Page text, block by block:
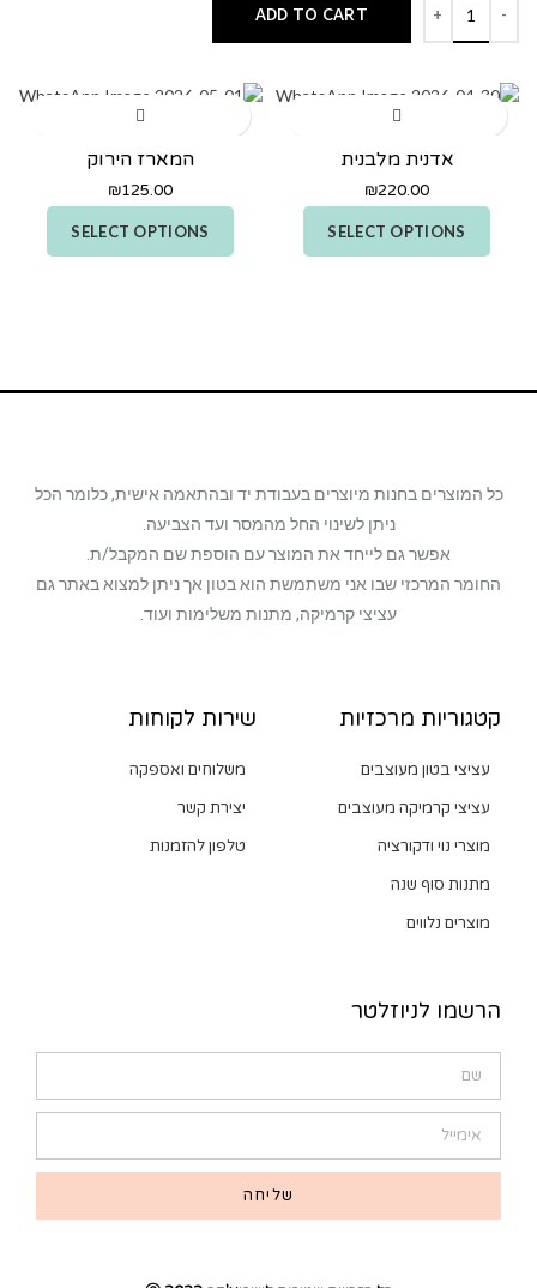
ADD TO CART
אדנית מלבנית
₪220.00
SELECT OPTIONS
המארז הירוק
₪125.00
SELECT OPTIONS
כל המוצרים בחנות מיוצרים בעבודת יד ובהתאמה אישית, כלומר הכל
ניתן לשינוי החל מהמסר ועד הצביעה.
אפשר גם לייחד את המוצר עם הוספת שם המקבל/ת.
החומר המרכזי שבו אני משתמשת הוא בטון אך ניתן למצוא באתר גם
עציצי קרמיקה, מתנות משלימות ועוד.
קטגוריות מרכזיות
עציצי בטון מעוצבים
עציצי קרמיקה מעוצבים
מוצרי נוי ודקורציה
מתנות סוף שנה
מוצרים נלווים
שירות לקוחות
משלוחים ואספקה
יצירת קשר
טלפון להזמנות
הרשמו לניוזלטר
שליחה